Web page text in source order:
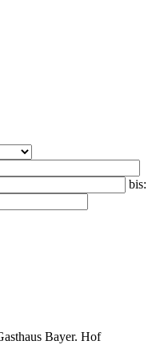
bis:
Bayer. Hof